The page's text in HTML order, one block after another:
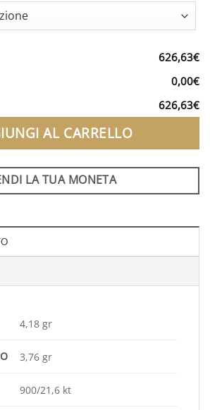
626,63€
0,00€
626,63€
AL CARRELLO
LA TUA MONETA
4,18 gr
3,76 gr
900/21,6 kt